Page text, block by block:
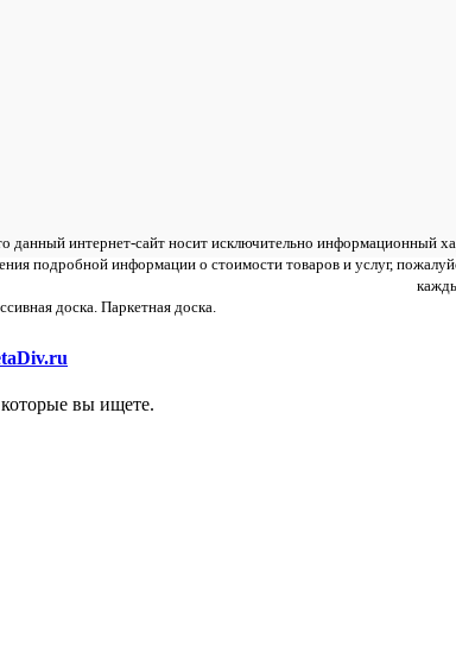
интернет-сайт носит исключительно информационный
подробной информации о стоимости товаров и услуг,
доска. Паркетная доска.
вы ищете.